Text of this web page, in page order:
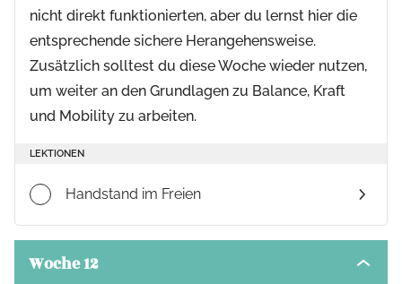
nicht direkt funktionierten, aber du lernst hier die
entsprechende sichere Herangehensweise.
Zusätzlich solltest du diese Woche wieder nutzen,
um weiter an den Grundlagen zu Balance, Kraft
und Mobility zu arbeiten.
LEKTIONEN
Handstand im Freien
Woche 12